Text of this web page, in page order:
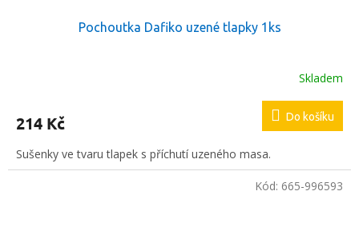
Pochoutka Dafiko uzené tlapky 1ks
Skladem
214 Kč Do košíku
Sušenky ve tvaru tlapek s příchutí uzeného masa.
Kód: 665-996593